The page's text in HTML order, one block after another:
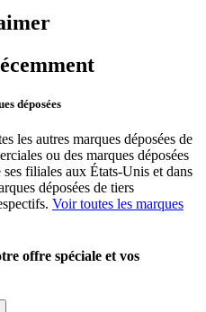
déposées
les autres marques déposées de
ou des marques déposées
filiales aux États-Unis et dans
déposées de tiers
Voir toutes les marques
offre spéciale et vos